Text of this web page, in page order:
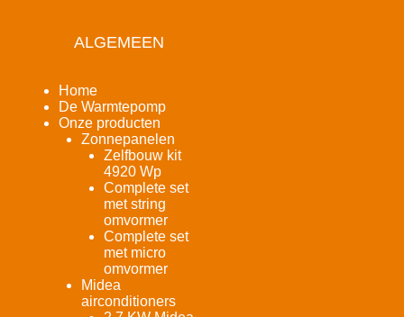
ALGEMEEN
Home
De Warmtepomp
Onze producten
Zonnepanelen
Zelfbouw kit
4920 Wp
Complete set
met string
omvormer
Complete set
met micro
omvormer
Midea
airconditioners